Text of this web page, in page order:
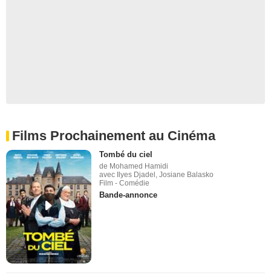
Films Prochainement au Cinéma
Tombé du ciel
de Mohamed Hamidi
avec Ilyes Djadel, Josiane Balasko
Film - Comédie
Bande-annonce